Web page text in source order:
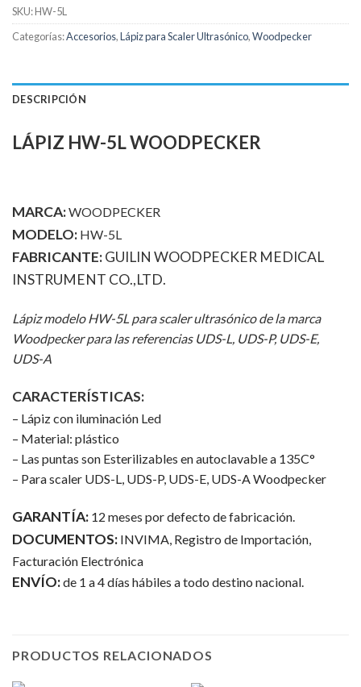
SKU:HW-5L
Categorías:Accesorios,Lápiz para Scaler Ultrasónico,Woodpecker
DESCRIPCIÓN
LÁPIZ HW-5L WOODPECKER
MARCA:WOODPECKER
MODELO: HW-5L
FABRICANTE:GUILIN WOODPECKER MEDICAL
INSTRUMENT CO.,LTD.
Lápiz modelo HW-5L para scaler ultrasónico de la marca
Woodpecker para las referencias UDS-L, UDS-P, UDS-E,
UDS-A
CARACTERÍSTICAS:
– Lápiz con iluminación Led
– Material: plástico
– Las puntas son Esterilizables en autoclavable a 135C°
– Para scaler UDS-L, UDS-P, UDS-E, UDS-A Woodpecker
GARANTÍA: 12 meses por defecto de fabricación.
DOCUMENTOS: INVIMA, Registro de Importación,
Facturación Electrónica
ENVÍO:de 1 a 4 días hábiles a todo destino nacional.
PRODUCTOS RELACIONADOS